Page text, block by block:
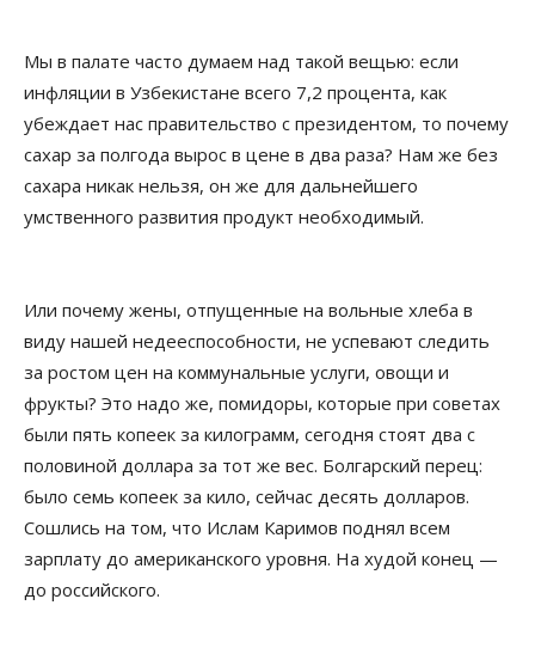
Мы в палате часто думаем над такой вещью: если
инфляции в Узбекистане всего 7,2 процента, как
убеждает нас правительство с президентом, то почему
сахар за полгода вырос в цене в два раза? Нам же без
сахара никак нельзя, он же для дальнейшего
умственного развития продукт необходимый.
Или почему жены, отпущенные на вольные хлеба в
виду нашей недееспособности, не успевают следить
за ростом цен на коммунальные услуги, овощи и
фрукты? Это надо же, помидоры, которые при советах
были пять копеек за килограмм, сегодня стоят два с
половиной доллара за тот же вес. Болгарский перец:
было семь копеек за кило, сейчас десять долларов.
Сошлись на том, что Ислам Каримов поднял всем
зарплату до американского уровня. На худой конец —
до российского.